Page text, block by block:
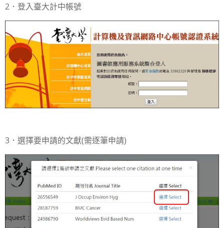
2．登入臺大計中帳號
3．選擇要申請的文獻(需逐筆申請)